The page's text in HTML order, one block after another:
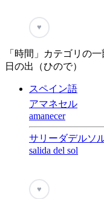
♥
「時間」カテゴリの
日の出（ひので）
スペイン語
アマネセル
amanecer
サリーダデルソ
salida del sol
♥